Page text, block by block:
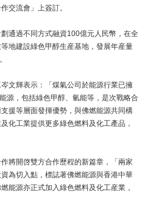
交流會」上簽訂。
通過不同方式融資100億元人民幣，在全
地建設綠色甲醇生産基地，發展年産量
文輝表示：「煤氣公司於能源行業已擁
源，包括綠色甲醇、氫能等，是次戰略合
援等層面發揮優勢，與佛燃能源共同構
化工業提供更多綠色燃料及化工產品，
將開啓雙方合作歷程的新篇章，「兩家
為切入點，標誌著佛燃能源與香港中華
能源亦正式加入綠色燃料及化工産業，